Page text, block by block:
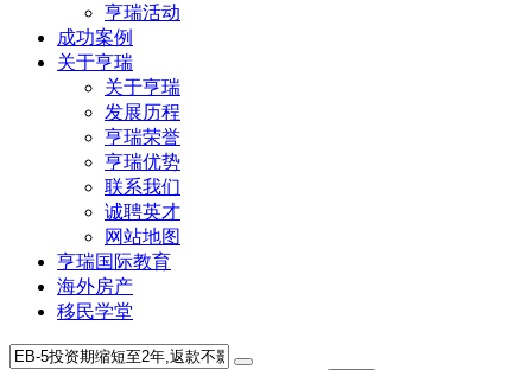
亨瑞活动
成功案例
关于亨瑞
关于亨瑞
发展历程
亨瑞荣誉
亨瑞优势
联系我们
诚聘英才
网站地图
亨瑞国际教育
海外房产
移民学堂